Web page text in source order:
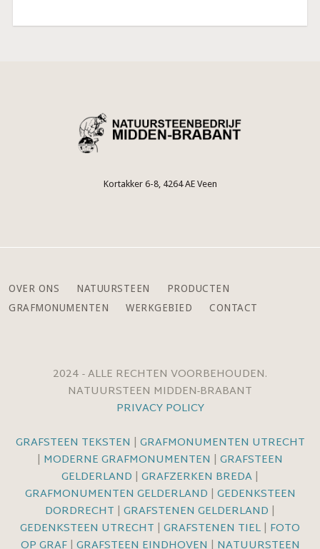
Kortakker 6-8, 4264 AE Veen
OVER ONS NATUURSTEEN
PRODUCTEN
GRAFMONUMENTEN
WERKGEBIED CONTACT
2024 - ALLE RECHTEN VOORBEHOUDEN.
NATUURSTEEN MIDDEN-BRABANT
PRIVACY POLICY
GRAFSTEEN TEKSTEN | GRAFMONUMENTEN UTRECHT
| MODERNE GRAFMONUMENTEN | GRAFSTEEN
GELDERLAND | GRAFZERKEN BREDA|
GRAFMONUMENTEN GELDERLAND | GEDENKSTEEN
DORDRECHT | GRAFSTENEN GELDERLAND |
GEDENKSTEEN UTRECHT | GRAFSTENEN TIEL| FOTO